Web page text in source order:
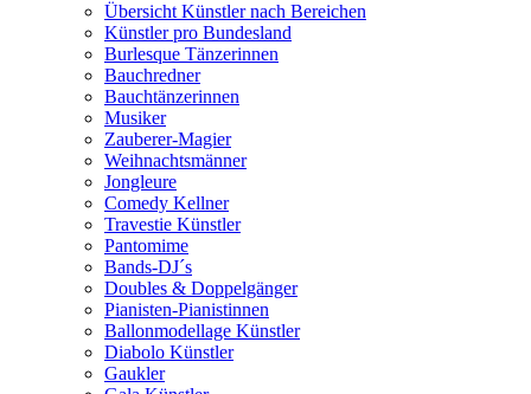
Übersicht Künstler nach Bereichen
Künstler pro Bundesland
Burlesque Tänzerinnen
Bauchredner
Bauchtänzerinnen
Musiker
Zauberer-Magier
Weihnachtsmänner
Jongleure
Comedy Kellner
Travestie Künstler
Pantomime
Bands-DJ´s
Doubles & Doppelgänger
Pianisten-Pianistinnen
Ballonmodellage Künstler
Diabolo Künstler
Gaukler